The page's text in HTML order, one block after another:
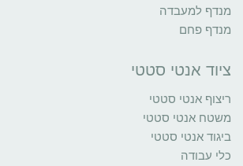
מנדף למעבדה
מנדף פחם
ציוד אנטי סטטי
ריצוף אנטי סטטי
משטח אנטי סטטי
ביגוד אנטי סטטי
כלי עבודה